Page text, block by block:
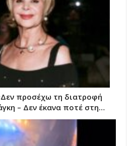
προσέχω τη διατροφή
– Δεν έκανα ποτέ στη…